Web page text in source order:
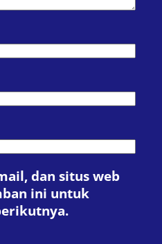
dan situs web
ini untuk